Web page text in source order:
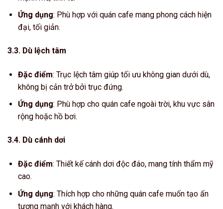
Ứng dụng: Phù hợp với quán cafe mang phong cách hiện
đại, tối giản.
3.3. Dù lệch tâm
Đặc điểm: Trục lệch tâm giúp tối ưu không gian dưới dù,
không bị cản trở bởi trục đứng.
Ứng dụng: Phù hợp cho quán cafe ngoài trời, khu vực sân
rộng hoặc hồ bơi.
3.4. Dù cánh dơi
Đặc điểm: Thiết kế cánh dơi độc đáo, mang tính thẩm mỹ
cao.
Ứng dụng: Thích hợp cho những quán cafe muốn tạo ấn
tượng mạnh với khách hàng.